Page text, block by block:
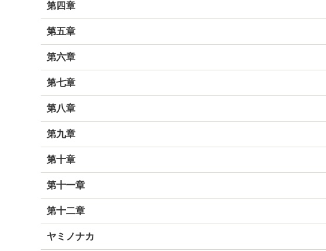
第四章
第五章
第六章
第七章
第八章
第九章
第十章
第十一章
第十二章
ヤミノナカ